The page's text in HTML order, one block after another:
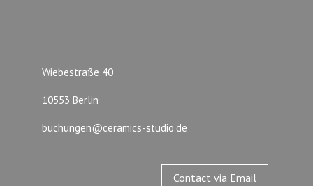
Wiebestraße 40
10553 Berlin
buchungen@ceramics-studio.de
Contact via Email